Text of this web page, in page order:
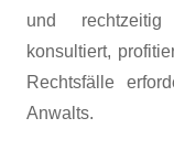
und
konsultiert,
Rechtsfälle
Anwalts.